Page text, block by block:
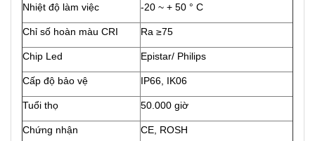
Nhiệt độ làm việc -20 ~ + 50 ° C
Chỉ số hoàn màu CRI Ra ≥75
Chip Led Epistar/ Philips
Cấp độ bảo vệ IP66, IK06
Tuổi thọ 50.000 giờ
Chứng nhận CE, ROSH